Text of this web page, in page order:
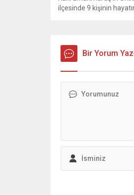
ilçesinde 9 kişinin
sessizlik hakim oldu.
Bir Yorum